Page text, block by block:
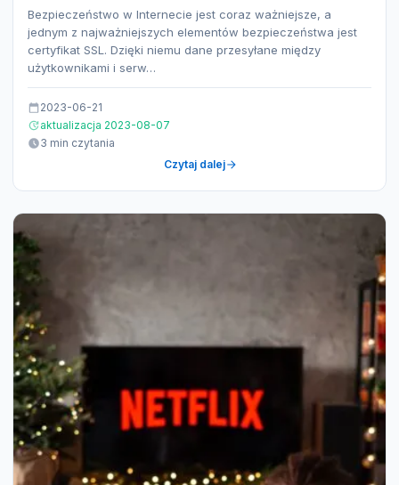
Bezpieczeństwo w Internecie jest coraz ważniejsze, a
jednym z najważniejszych elementów bezpieczeństwa jest
certyfikat SSL. Dzięki niemu dane przesyłane między
użytkownikami i serw…
2023-06-21
aktualizacja 2023-08-07
3 min czytania
Czytaj dalej